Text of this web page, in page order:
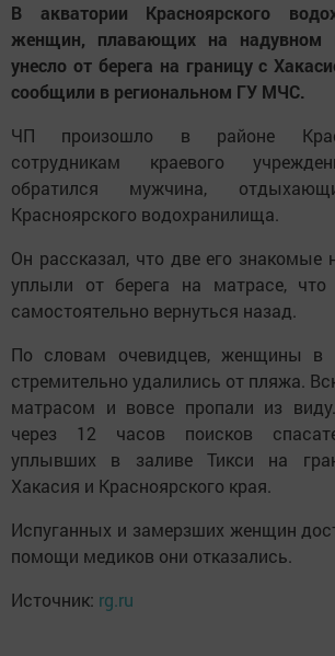
В акватории Красноярского
женщин, плавающих на надувном
унесло от берега на границу с
сообщили в региональном ГУ МЧС.
ЧП произошло в районе
сотрудникам краевого
обратился мужчина,
Красноярского водохранилища.
Он рассказал, что две его знакомые
уплыли от берега на матрасе,
самостоятельно вернуться назад.
По словам очевидцев, женщины в
стремительно удалились от пляжа.
матрасом и вовсе пропали из
через 12 часов поисков
уплывших в заливе Тикси на
Хакасия и Красноярского края.
Испуганных и замерзших женщин
помощи медиков они отказались.
Источник: rg.ru